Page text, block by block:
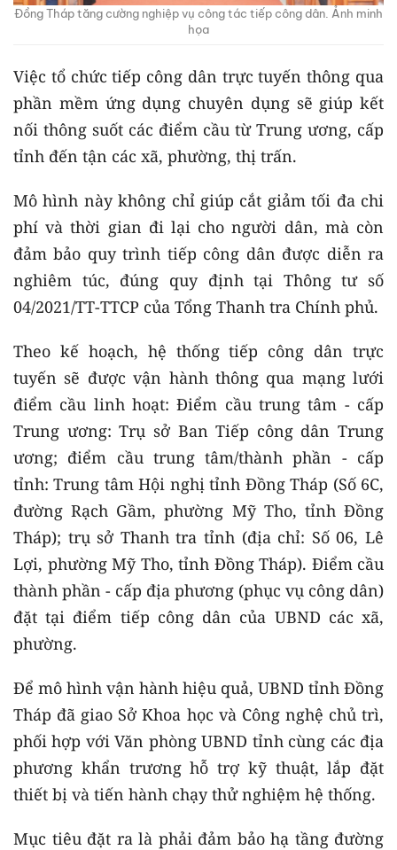
Đồng Tháp tăng cường nghiệp vụ công tác tiếp công dân. Ảnh minh
họa
Việc tổ chức tiếp công dân trực tuyến thông qua
phần mềm ứng dụng chuyên dụng sẽ giúp kết
nối thông suốt các điểm cầu từ Trung ương, cấp
tỉnh đến tận các xã, phường, thị trấn.
Mô hình này không chỉ giúp cắt giảm tối đa chi
phí và thời gian đi lại cho người dân, mà còn
đảm bảo quy trình tiếp công dân được diễn ra
nghiêm túc, đúng quy định tại Thông tư số
04/2021/TT-TTCP của Tổng Thanh tra Chính phủ.
Theo kế hoạch, hệ thống tiếp công dân trực
tuyến sẽ được vận hành thông qua mạng lưới
điểm cầu linh hoạt: Điểm cầu trung tâm - cấp
Trung ương: Trụ sở Ban Tiếp công dân Trung
ương; điểm cầu trung tâm/thành phần - cấp
tỉnh: Trung tâm Hội nghị tỉnh Đồng Tháp (Số 6C,
đường Rạch Gầm, phường Mỹ Tho, tỉnh Đồng
Tháp); trụ sở Thanh tra tỉnh (địa chỉ: Số 06, Lê
Lợi, phường Mỹ Tho, tỉnh Đồng Tháp). Điểm cầu
thành phần - cấp địa phương (phục vụ công dân)
đặt tại điểm tiếp công dân của UBND các xã,
phường.
Để mô hình vận hành hiệu quả, UBND tỉnh Đồng
Tháp đã giao Sở Khoa học và Công nghệ chủ trì,
phối hợp với Văn phòng UBND tỉnh cùng các địa
phương khẩn trương hỗ trợ kỹ thuật, lắp đặt
thiết bị và tiến hành chạy thử nghiệm hệ thống.
Mục tiêu đặt ra là phải đảm bảo hạ tầng đường